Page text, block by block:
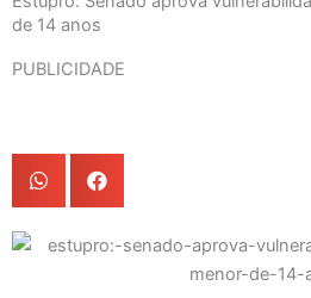
de 14 anos
PUBLICIDADE